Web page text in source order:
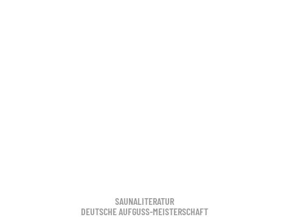
SAUNALITERATUR
DEUTSCHE AUFGUSS-MEISTERSCHAFT